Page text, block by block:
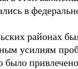
в
районах
усилиям
было